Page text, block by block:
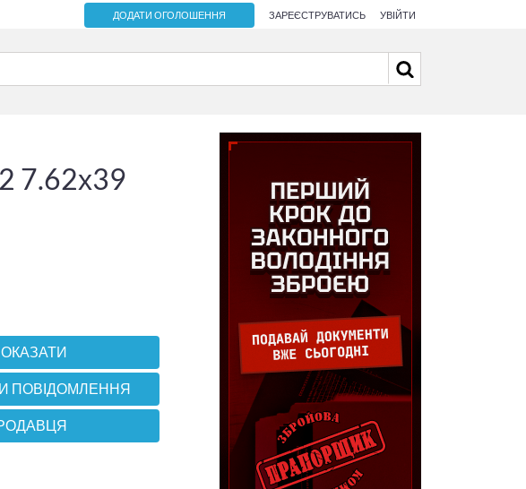
ДОДАТИ ОГОЛОШЕННЯ ЗАРЕЄСТРУВАТИСЬ УВІЙТИ
7.62х39
ПОВІДОМЛЕННЯ